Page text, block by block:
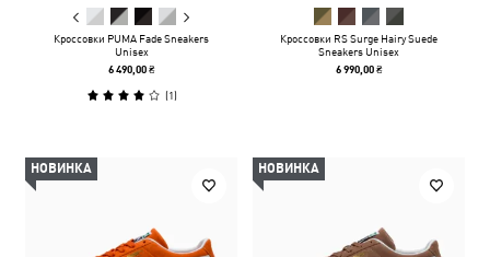
Кроссовки PUMA Fade Sneakers
Unisex
6 490,00 ₴
(1)
Кроссовки RS Surge Hairy Suede
Sneakers Unisex
6 990,00 ₴
НОВИНКА НОВИНКА